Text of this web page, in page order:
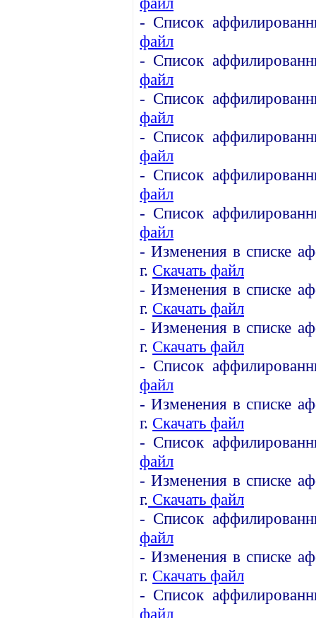
- Список
файл
- Список
файл
- Список
файл
- Список
файл
- Список
файл
- Список
файл
- Изменения в списке
г. Скачать файл
- Изменения в списке
г. Скачать файл
- Изменения в списке
г. Скачать файл
- Список
файл
- Изменения в списке
г. Скачать файл
- Список
файл
- Изменения в списке
г. Скачать файл
- Список
файл
- Изменения в списке
г. Скачать файл
- Список
файл